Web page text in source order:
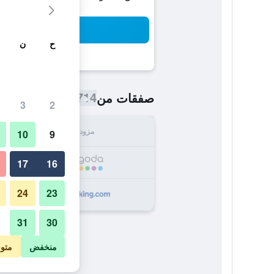
صفقات من714 ﷼
مزود
ح ن
2
3
9
10
16
17
23
24
30
31
منخفض